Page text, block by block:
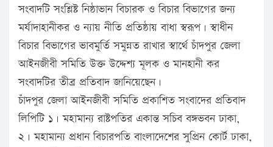
সংবাদটি সংশ্লিষ্ট নিষ্ঠাভান বিচারক ও বিচার বিভাগের জন্য
মর্যাদাহানীকর ও ন্যায় নীতি প্রতিষ্ঠায় বাধা স্বরূপ। স্বাধীন
বিচার বিভাগের ভাবমুর্তি সমুন্নত রাখার স্বার্থে চাঁদপুর জেলা
আইনজীবী সমিতি উক্ত উদ্দেশ্য মূলক ও মানহানী কর
সংবাদটির তীব্র প্রতিবাদ জানিয়েছেন।
চাঁদপুর জেলা আইনজীবী সমিতি প্রকাশিত সংবাদের প্রতিবাদ
লিপিটি ১। মহামান্য রাষ্টপতির একান্ত সচিব বঙ্গভবন ঢাকা,
২। মহামান্য প্রধান বিচারপতি বাংলাদেশের সুপ্রিন কোর্ট ঢাকা,